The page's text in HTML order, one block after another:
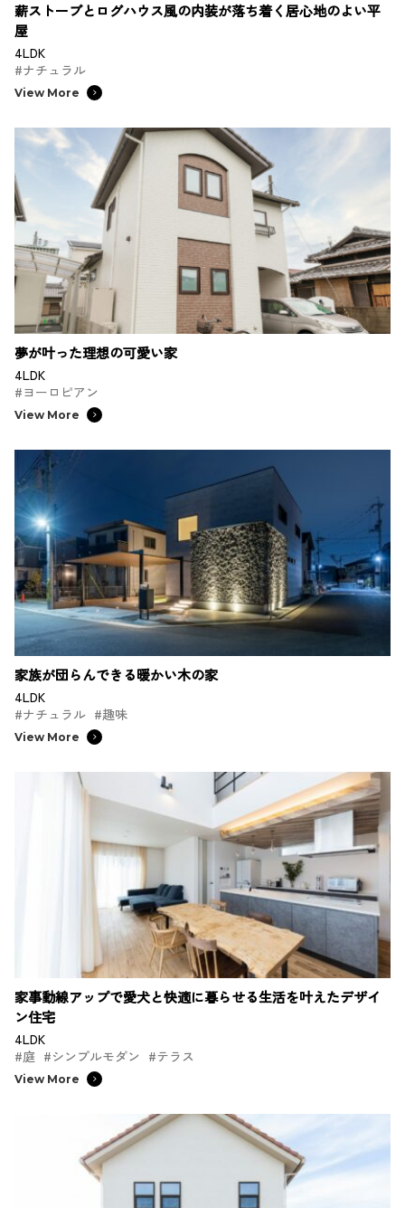
薪ストーブとログハウス風の内装が落ち着く居心地のよい平
屋
4LDK
#ナチュラル
View More
夢が叶った理想の可愛い家
4LDK
#ヨーロピアン
View More
家族が団らんできる暖かい木の家
4LDK
#ナチュラル #趣味
View More
家事動線アップで愛犬と快適に暮らせる生活を叶えたデザイ
ン住宅
4LDK
#庭 #シンプルモダン #テラス
View More